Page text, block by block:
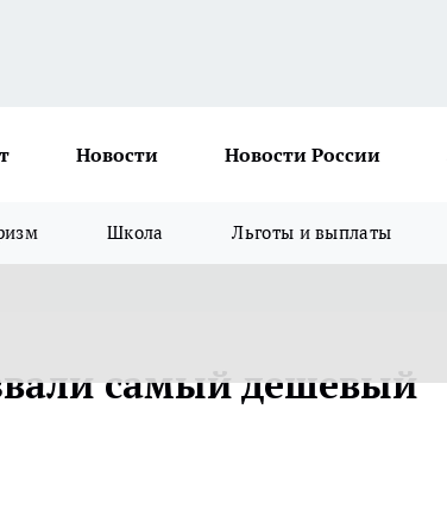
Новости Новости России
Школа Льготы и выплаты
самый дешевый